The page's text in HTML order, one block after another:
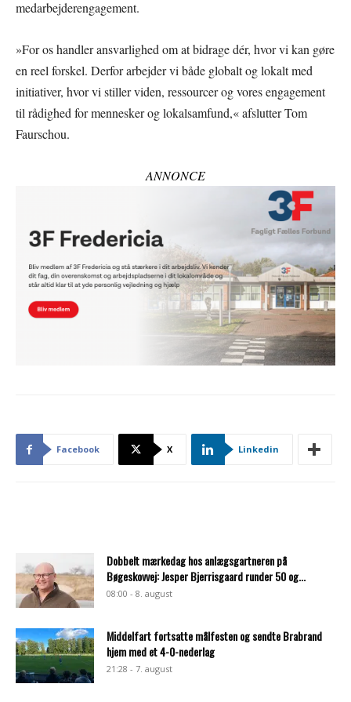
medarbejderengagement.
»For os handler ansvarlighed om at bidrage dér, hvor vi kan gøre
en reel forskel. Derfor arbejder vi både globalt og lokalt med
initiativer, hvor vi stiller viden, ressourcer og vores engagement
til rådighed for mennesker og lokalsamfund,« afslutter Tom
Faurschou.
ANNONCE
Facebook X Linkedin
Dobbelt mærkedag hos anlægsgartneren på
Bøgeskovvej: Jesper Bjerrisgaard runder 50 og...
08:00 - 8. august
Middelfart fortsatte målfesten og sendte Brabrand
hjem med et 4-0-nederlag
21:28 - 7. august